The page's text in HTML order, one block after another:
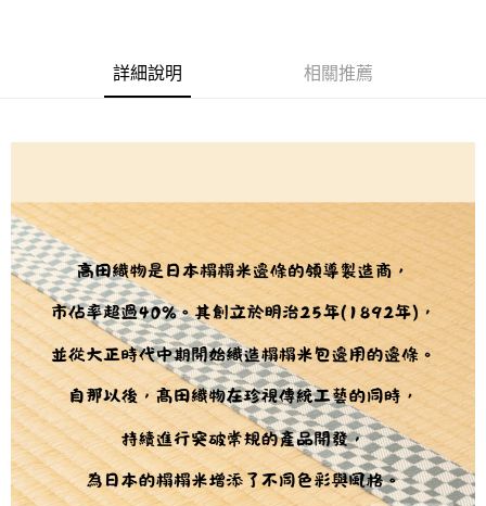
買賣價金債權讓與本公司後，依約使用本公司帳單繳交帳款。
後付繳納相關費用。
※ 交易是否成功請以「AFTEE先享後付 」之結帳頁面顯示為準，若有關於
易，需依本服務之必要範圍內提供個人資料，並將交易相關給付款項請求債
權轉讓予恩沛科技股份有限公司。
２．關於個人資料處理事宜，請瀏覽以下網址：
https://aftee.tw/terms/#terms3
３．未成年的使用者請事先徵得法定代理人或監護人之同意方可使用
「AFTEE先享後付」，若未經同意申辦者引起之損失，本公司不負相關責
任。
４．使用「AFTEE先享後付」時，將依據個別帳號之用戶狀況，依本公司即
時審查核予不同之上限額度；若仍有額度不足之情形，本公司將視審查結果
請求用戶進行身份認證。
５．嚴禁一人註冊多個帳號或使用他人資訊註冊。若發現惡意使用之情形，
恩沛科技股份有限公司將有權停止該用戶之使用額度並採取法律行動。
詳細說明 相關推薦